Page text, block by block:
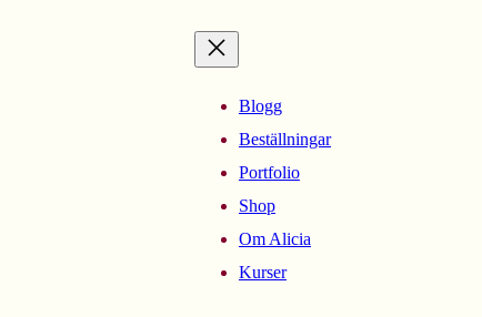
Blogg
Beställningar
Portfolio
Shop
Om Alicia
Kurser